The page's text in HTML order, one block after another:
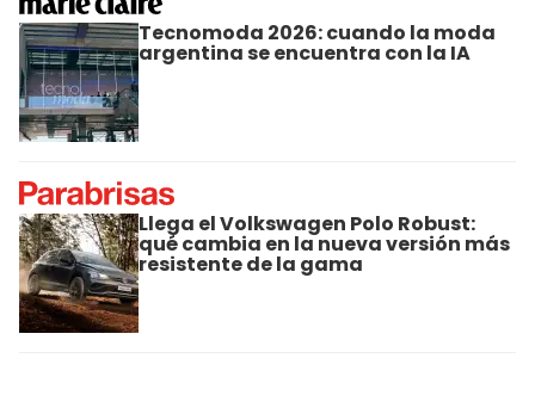
Tecnomoda 2026: cuando la moda
argentina se encuentra con la IA
Llega el Volkswagen Polo Robust:
qué cambia en la nueva versión más
resistente de la gama